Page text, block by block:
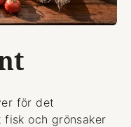
för det
och grönsaker